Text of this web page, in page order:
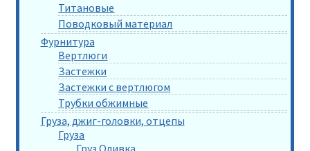
Титановые
Поводковый материал
Фурнитура
Вертлюги
Застежки
Застежки с вертлюгом
Трубки обжимные
Груза, джиг-головки, отцепы
Груза